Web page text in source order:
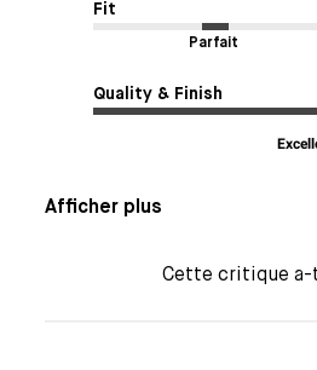
Fit
Parfait
Quality & Finish
Afficher plus
Cette critique